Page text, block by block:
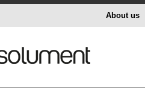
About us